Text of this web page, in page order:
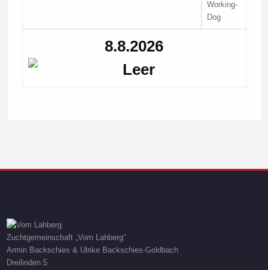
8.8.2026
Zuchtgemeinschaft „Vom Lahberg“
Armin Backschies & Ulrike Backschies-Goldbach
Dreilinden 5